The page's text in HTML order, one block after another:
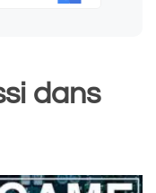
dans